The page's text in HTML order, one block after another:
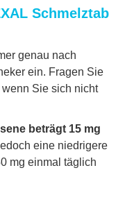
Schmelztab
genau nach
ein. Fragen Sie
wenn Sie sich nicht
beträgt 15 mg
eine niedrigere
mg einmal täglich